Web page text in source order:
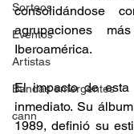
Sorteos
Eventos
Artistas
Bandas emergentes
cann
consolidándose
agrupaciones
Iberoamérica.
El impacto de esta
inmediato. Su
1989, definió su